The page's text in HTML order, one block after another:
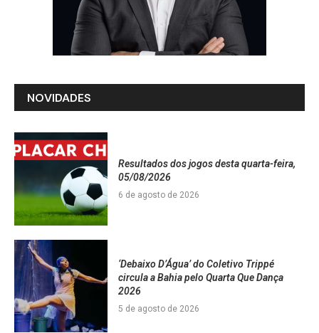
NOVIDADES
Resultados dos jogos desta quarta-feira,
05/08/2026
6 de agosto de 2026
‘Debaixo D’Água’ do Coletivo Trippé
circula a Bahia pelo Quarta Que Dança
2026
5 de agosto de 2026